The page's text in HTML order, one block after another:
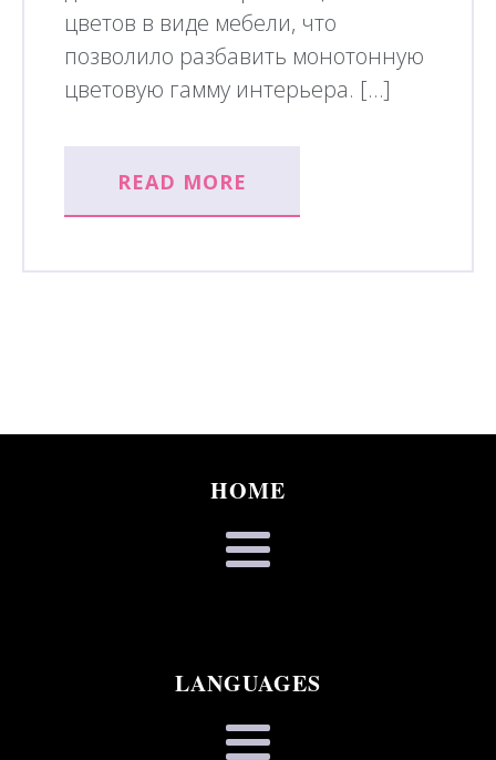
цветов в виде мебели, что
позволило разбавить монотонную
цветовую гамму интерьера. […]
READ MORE
HOME
LANGUAGES